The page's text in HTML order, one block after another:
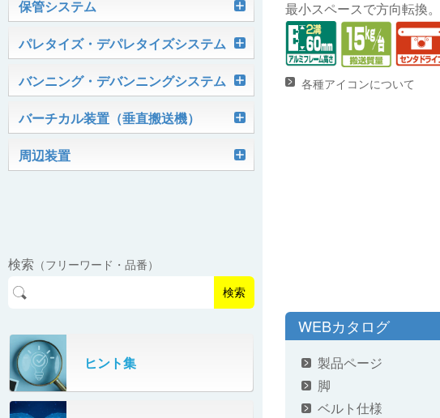
マグネット駆動コンベヤ
ジャブコン®
プラスチックベルトコンベヤ
オークラ キャリーライン®
ユニコンJr
クールコンベヤ®Ⅱ
チェーン駆動ローラコンベヤ
チェーン駆動ローラ単体
パレットコンベヤ
ローラコンベヤ
ホイールコンベヤ
フリーカーブコンベヤ
モータローラ＆コンベヤ
モータローラ単体
モータローラコンベヤ
マテハン機器
オークラホッパー
ポータブルクレーン
OKベルコン（スタンダードタイプ）
生産終了品
OKURUN® /TW300
ハイスピードソーター
ディスクソーター
アングルソーター
クロスベルトソーター（汎用タイプ）
PTIシステム
ピカトルシリーズ
HASS（ハズ）シリーズ
ピックティーチャシステム
バラピッキングロボットシステム
保管システム
Quick Shuttle®
パレタイズ・デパレタイズシステム
ロボットパレタイザ
ロボットパレタイザAi1800Ⅱ-C
ロボットパレタイザAi1800Ⅱ
ビジョンパレタイズシステム
ビジョンデパレタイズシステム
PHC80L
ガントレーパレタイザ
バンニング・デバンニングシステム
トラックローダ「TL-2P」
伸縮ベルトコンベヤ
バーチカル装置（垂直搬送機）
ミニパーフェ® / VCS-Z
パーフェクトベヤー® / PV（スチール
製）
パーフェクトベヤー® / AP（アルミ
タテコン® / TC
周辺装置
オリプナー
高速転換機
スタッカ&アンスタッカ
検索 （フリーワード・品番）
検索
ヒント集
最小スペースで方向転換。
各種アイコンについて
WEBカタログ
製品ページ
脚
ベルト仕様